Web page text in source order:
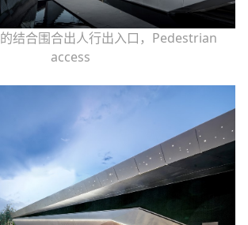
结合围合出人行出入口，Pedestrian
access